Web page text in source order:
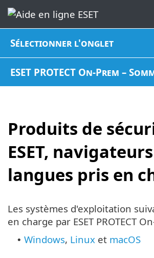
Sélectionner l'onglet
ESET PROTECT On-Prem –
Produits de
ESET,
langues pris en
Les systèmes d'exploitation
en charge par ESET PROTECT
• Windows, Linux et macOS